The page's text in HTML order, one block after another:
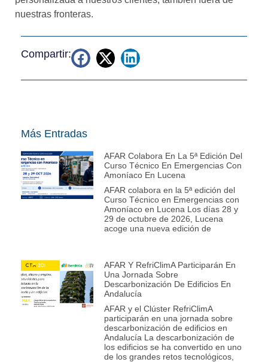
nuestras fronteras.
Compartir:
Más Entradas
AFAR Colabora En La 5ª Edición Del
Curso Técnico En Emergencias Con
Amoníaco En Lucena
AFAR colabora en la 5ª edición del
Curso Técnico en Emergencias con
Amoníaco en Lucena Los días 28 y
29 de octubre de 2026, Lucena
acoge una nueva edición de
AFAR Y RefriClimA Participarán En
Una Jornada Sobre
Descarbonización De Edificios En
Andalucía
AFAR y el Clúster RefriClimA
participarán en una jornada sobre
descarbonización de edificios en
Andalucía La descarbonización de
los edificios se ha convertido en uno
de los grandes retos tecnológicos,